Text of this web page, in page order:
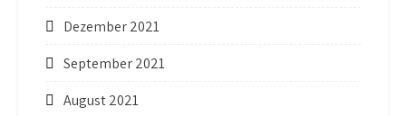
Dezember 2021
September 2021
August 2021